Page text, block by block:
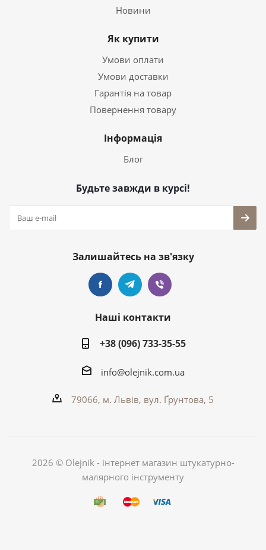
Новини
Як купити
Умови оплати
Умови доставки
Гарантія на товар
Повернення товару
Інформація
Блог
Будьте завжди в курсі!
Залишайтесь на зв'язку
Наші контакти
+38 (096) 733-35-55
info@olejnik.com.ua
79066, м. Львів, вул. Ґрунтова, 5
2026 © Olejnik - інтернет магазин штукатурно-
малярного інструменту